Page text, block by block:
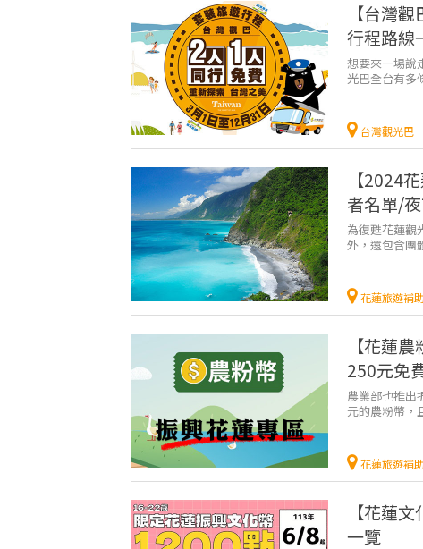
【台灣
行程路線
想要來一場說
光巴全台有多
台灣觀光巴
【2024
者名單/
為復甦花蓮觀
外，還包含團
花蓮旅遊補
【花蓮
250元免
農業部也推出
元的農粉幣，
花蓮旅遊補
【花蓮
一覽